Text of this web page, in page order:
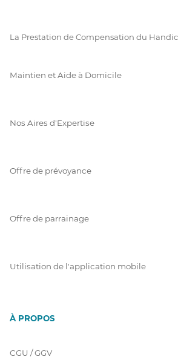
La Prestation de Compensation du
Maintien et Aide à Domicile
Nos Aires d'Expertise
Offre de prévoyance
Offre de parrainage
Utilisation de l'application mobile
À PROPOS
CGU / GGV